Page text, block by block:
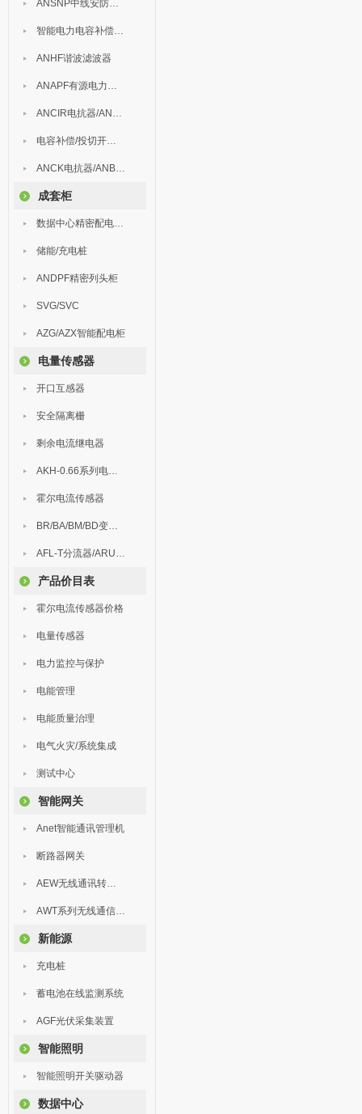
ANSNP中线安防保护器
智能电力电容补偿装置
ANHF谐波滤波器
ANAPF有源电力滤波器
ANCIR电抗器/ANHPD300谐波保护器
电容补偿/投切开关/ARC
ANCK电抗器/ANBSMJ自愈式低压并联电容器
成套柜
数据中心精密配电监控装置
储能/充电桩
ANDPF精密列头柜
SVG/SVC
AZG/AZX智能配电柜
电量传感器
开口互感器
安全隔离栅
剩余电流继电器
AKH-0.66系列电流互感器
霍尔电流传感器
BR/BA/BM/BD变送器
AFL-T分流器/ARU浪涌保护器
产品价目表
霍尔电流传感器价格
电量传感器
电力监控与保护
电能管理
电能质量治理
电气火灾/系统集成
测试中心
智能网关
Anet智能通讯管理机
断路器网关
AEW无线通讯转换器
AWT系列无线通信终端
新能源
充电桩
蓄电池在线监测系统
AGF光伏采集装置
智能照明
智能照明开关驱动器
数据中心